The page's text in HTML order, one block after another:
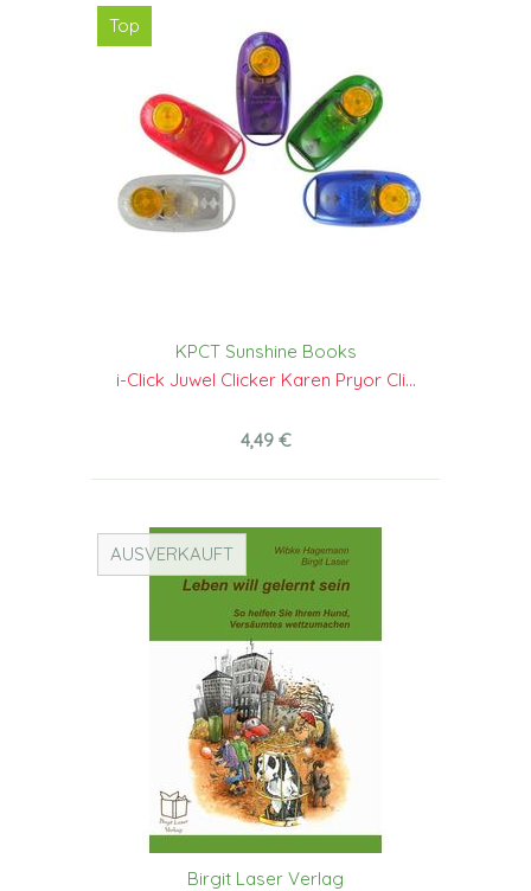
Top
KPCT Sunshine Books
i-Click Juwel Clicker Karen Pryor Cli...
4,49 €
AUSVERKAUFT
Birgit Laser Verlag